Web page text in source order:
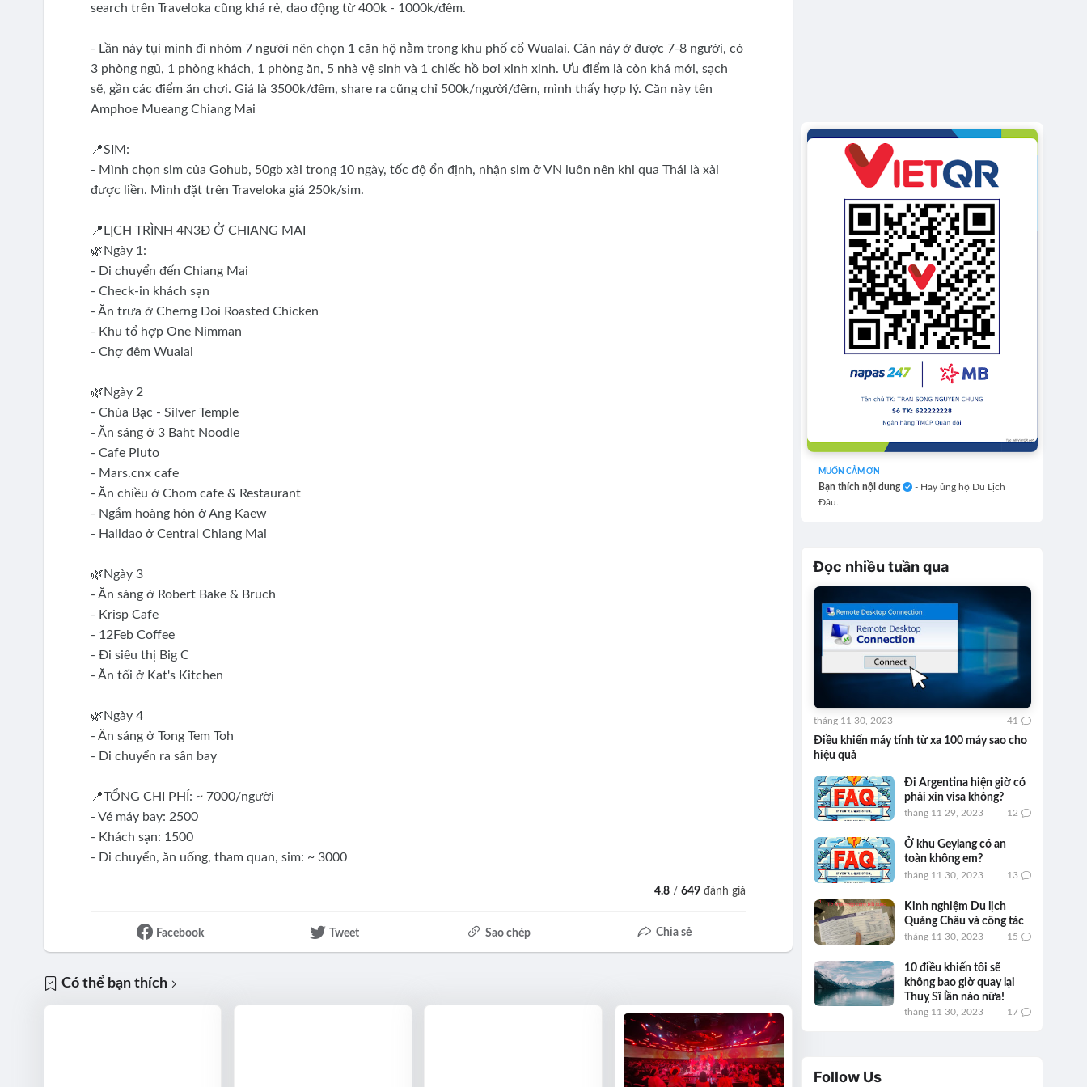
search trên Traveloka cũng khá rẻ, dao động từ 400k - 1000k/đêm.
- Lần này tụi mình đi nhóm 7 người nên chọn 1 căn hộ nằm trong khu phố cổ Wualai. Căn này ở được 7-8 người, có
3 phòng ngủ, 1 phòng khách, 1 phòng ăn, 5 nhà vệ sinh và 1 chiếc hồ bơi xinh xinh. Ưu điểm là còn khá mới, sạch
sẽ, gần các điểm ăn chơi. Giá là 3500k/đêm, share ra cũng chỉ 500k/người/đêm, mình thấy hợp lý. Căn này tên
Amphoe Mueang Chiang Mai
📍SIM:
- Mình chọn sim của Gohub, 50gb xài trong 10 ngày, tốc độ ổn định, nhận sim ở VN luôn nên khi qua Thái là xài
được liền. Mình đặt trên Traveloka giá 250k/sim.
📍LỊCH TRÌNH 4N3Đ Ở CHIANG MAI
🌿Ngày 1:
- Di chuyển đến Chiang Mai
- Check-in khách sạn
- Ăn trưa ở Cherng Doi Roasted Chicken
- Khu tổ hợp One Nimman
- Chợ đêm Wualai
🌿Ngày 2
- Chùa Bạc - Silver Temple
- Ăn sáng ở 3 Baht Noodle
- Cafe Pluto
- Mars.cnx cafe
- Ăn chiều ở Chom cafe & Restaurant
- Ngắm hoàng hôn ở Ang Kaew
- Halidao ở Central Chiang Mai
🌿Ngày 3
- Ăn sáng ở Robert Bake & Bruch
- Krisp Cafe
- 12Feb Coffee
- Đi siêu thị Big C
- Ăn tối ở Kat's Kitchen
🌿Ngày 4
- Ăn sáng ở Tong Tem Toh
- Di chuyển ra sân bay
📍TỔNG CHI PHÍ: ~ 7000/người
- Vé máy bay: 2500
- Khách sạn: 1500
- Di chuyển, ăn uống, tham quan, sim: ~ 3000
4.8 /649 đánh giá
Facebook Tweet Sao chép Chia sẻ
Có thể bạn thích
MUỐN CẢM ƠN
Bạn thích nội dung
- Hãy ủng hộ Du Lịch
Đâu.
Đọc nhiều tuần qua
Điều khiển máy tính từ xa 100 máy sao cho
hiệu quả
tháng 11 30, 2023 41
Đi Argentina hiện giờ có
phải xin visa không?
tháng 11 29, 2023 12
Ở khu Geylang có an
toàn không em?
tháng 11 30, 2023 13
Kinh nghiệm Du lịch
Quảng Châu và công tác
tháng 11 30, 2023 15
10 điều khiến tôi sẽ
không bao giờ quay lại
Thuỵ Sĩ lần nào nữa!
tháng 11 30, 2023 17
Follow Us